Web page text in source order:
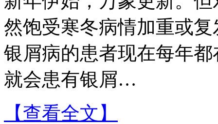
然饱受寒冬病情加重或
银屑病的患者现在每年
就会患有银屑…
【查看全文】